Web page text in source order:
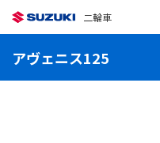
二輪車
アヴェニス125